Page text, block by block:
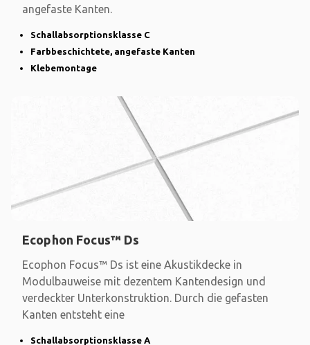
angefaste Kanten.
Schallabsorptionsklasse C
Farbbeschichtete, angefaste Kanten
Klebemontage
Ecophon Focus™ Ds
Ecophon Focus™ Ds ist eine Akustikdecke in
Modulbauweise mit dezentem Kantendesign und
verdeckter Unterkonstruktion. Durch die gefasten
Kanten entsteht eine
Schallabsorptionsklasse A